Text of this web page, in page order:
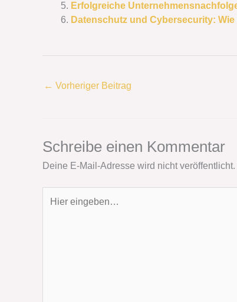
Erfolgreiche
Datenschutz und Cybersecurity:
← Vorheriger Beitrag
Schreibe einen Kommentar
Deine E-Mail-Adresse wird nicht veröffentlicht.
eingeben…